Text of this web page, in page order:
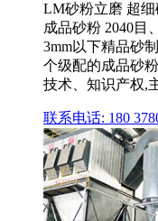
LM砂粉立磨 超
成品砂粉 2040目
3mm以下精品砂
个级配的成品砂
技术、知识产权,
联系电话: 180